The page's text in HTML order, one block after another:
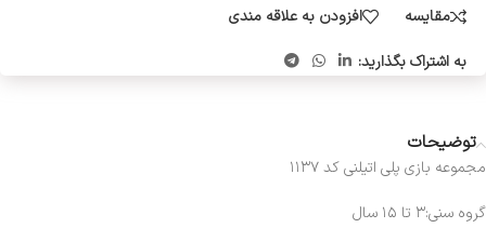
مقایسه
افزودن به علاقه مندی
به اشتراک بگذارید:
توضیحات
مجموعه بازی پلی اتیلنی کد ۱۱۳۷
گروه سنی:۳ تا ۱۵ سال